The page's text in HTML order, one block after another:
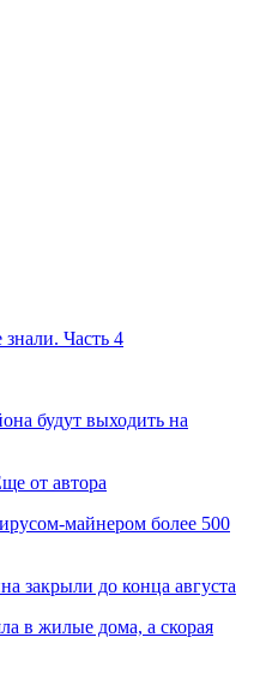
Часть 4
будут выходить на
от автора
майнером более 500
закрыли до конца августа
в жилые дома, а скорая